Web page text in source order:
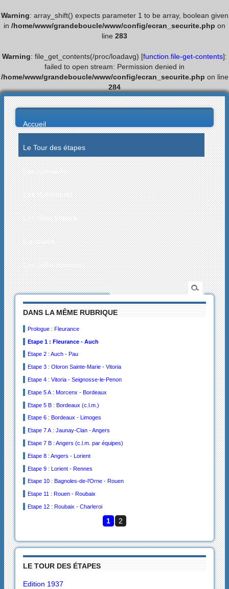
Warning: array_shift() expects parameter 1 to be array, boolean given
in /home/www/grandeboucle/www/config/ecran_securite.php on
line 283
Warning: file_get_contents(/proc/loadavg) [function.file-get-contents]:
failed to open stream: Permission denied in
/home/www/grandeboucle/www/config/ecran_securite.php on line
284
Accueil
Le Tour des étapes
Les palmarès
Les statistiques
Les villes étapes
L’actualité
Les collectionneurs
DANS LA MÊME RUBRIQUE
Prologue : Fleurance
Etape 1 : Fleurance - Auch
Etape 2 : Auch - Pau
Etape 3 : Oloron Sainte-Marie - Vitoria
Etape 4 : Vitoria - Seignosse-le-Penon
Etape 5 A : Morcenx - Bordeaux
Etape 5 B : Bordeaux (c.l.m.)
Etape 6 : Bordeaux - Limoges
Etape 7 A : Jaunay-Clan - Angers
Etape 7 B : Angers (c.l.m. par équipes)
Etape 8 : Angers - Lorient
Etape 9 : Lorient - Rennes
Etape 10 : Bagnoles-de-l’Orne - Rouen
Etape 11 : Rouen - Roubaix
Etape 12 : Roubaix - Charleroi
1 2
LE TOUR DES ÉTAPES
Edition 1937